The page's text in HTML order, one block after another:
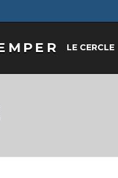
LE CERCLE